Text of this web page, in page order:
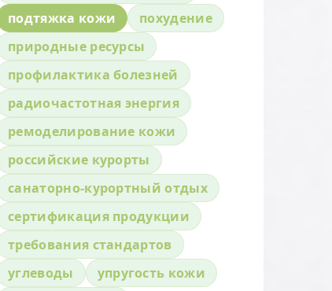
подтяжка кожи
похудение
природные ресурсы
профилактика болезней
радиочастотная энергия
ремоделирование кожи
российские курорты
санаторно-курортный отдых
сертификация продукции
требования стандартов
углеводы
упругость кожи